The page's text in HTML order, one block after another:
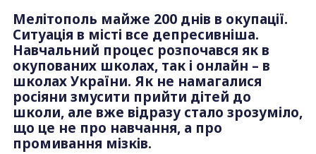
Мелітополь майже 200 днів в окупації.
Ситуація в місті все депресивніша.
Навчальний процес розпочався як в
окупованих школах, так і онлайн – в
школах України. Як не намагалися
росіяни змусити прийти дітей до
школи, але вже відразу стало зрозуміло,
що це не про навчання, а про
промивання мізків.